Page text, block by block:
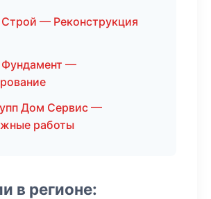
— Реконструкция
—
Дом Сервис —
работы
в регионе: